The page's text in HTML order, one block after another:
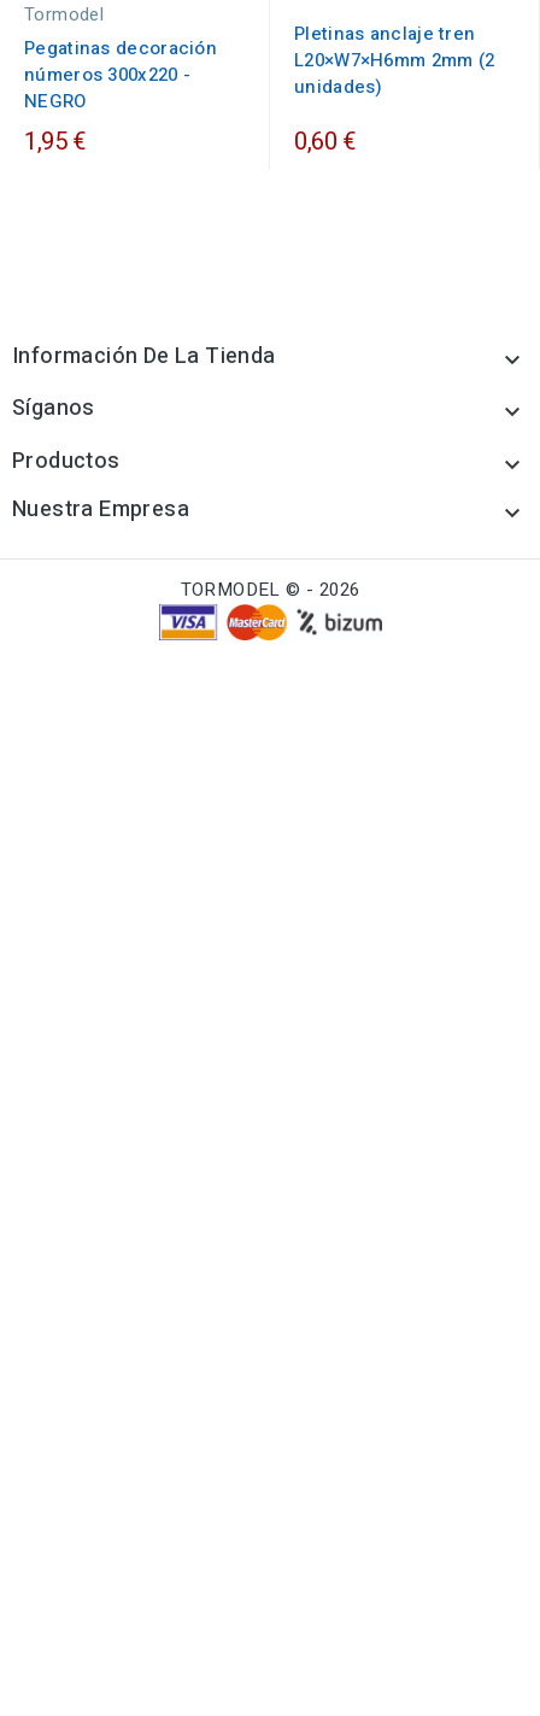
Tormodel
Pegatinas decoración
números 300x220 -
NEGRO
1,95 €
Pletinas anclaje tren
L20×W7×H6mm 2mm (2
unidades)
0,60 €
Información De La Tienda 
Síganos 
Productos 
Nuestra Empresa 
TORMODEL © - 2026